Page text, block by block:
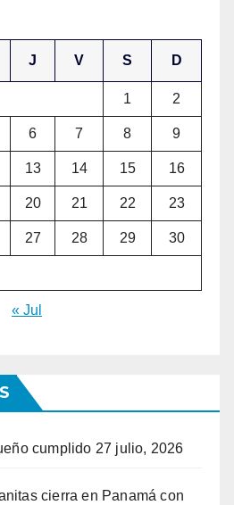
J V S D
1 2
6 7 8 9
13 14 15 16
20 21 22 23
27 28 29 30
« Jul
cumplido 27 julio, 2026
cierra en Panamá con